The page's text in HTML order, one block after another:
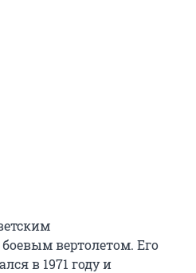
вертолетом. Его
в 1971 году и